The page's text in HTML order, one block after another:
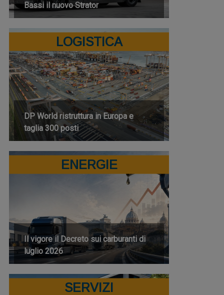
Bassi il nuovo Strator
LOGISTICA
DP World ristruttura in Europa e
taglia 300 posti
ENERGIE
Il vigore il Decreto sui carburanti di
luglio 2026
SERVIZI